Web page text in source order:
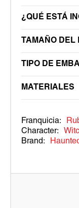
¿QUÉ ESTÁ
TAMAÑO
TIPO DE
MATERIALES
Franquicia:
Character:
Brand: